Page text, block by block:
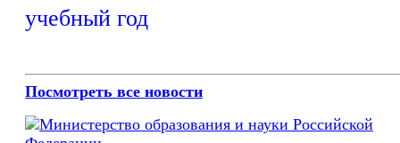
Посмотреть все новости